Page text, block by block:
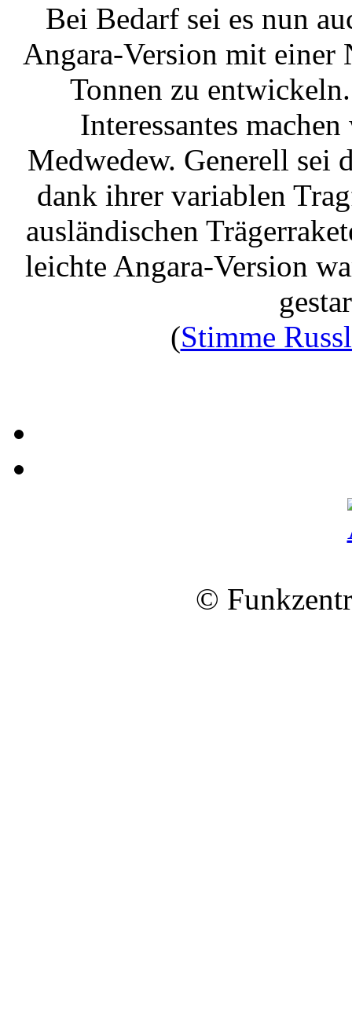
Bei Bedarf sei es nun
Angara-Version mit einer
Tonnen zu
Interessantes
Medwedew. Generell sei
dank ihrer variablen
ausländischen
leichte Angara-Version
(Stimme
©